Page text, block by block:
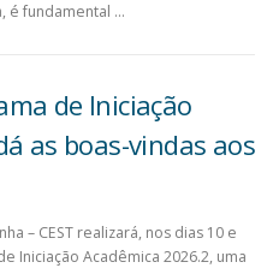
é fundamental …
de Iniciação
as boas-vindas aos
– CEST realizará, nos dias 10 e
Iniciação Acadêmica 2026.2, uma